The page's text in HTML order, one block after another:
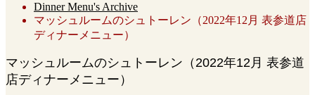
Dinner Menu's Archive
マッシュルームのシュトーレン（2022年12月 表参道店
ディナーメニュー）
マッシュルームのシュトーレン（2022年12月 表参道
店ディナーメニュー）